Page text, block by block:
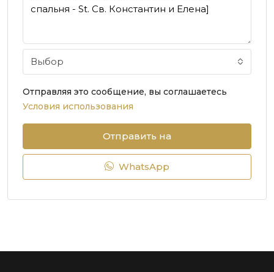
Выбор
Отправляя это сообщение, вы соглашаетесь
Условия использования
Отправить на
WhatsApp